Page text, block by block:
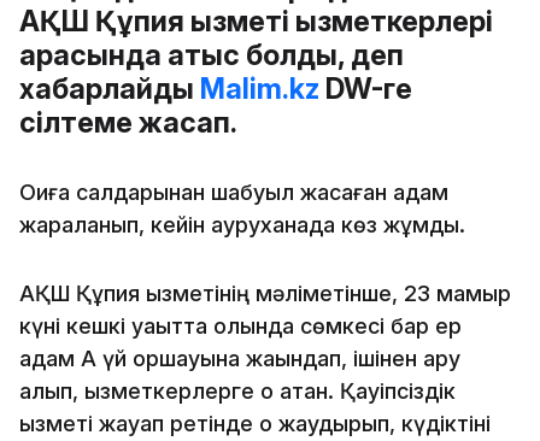
АҚШ Құпия қызметі қызметкерлері
арасында атыс болды, деп
хабарлайды Malim.kz DW-ге
сілтеме жасап.
Оқиға салдарынан шабуыл жасаған адам
жараланып, кейін ауруханада көз жұмды.
АҚШ Құпия қызметінің мәліметінше, 23 мамыр
күні кешкі уақытта қолында сөмкесі бар ер
адам Ақ үй қоршауына жақындап, ішінен қару
алып, қызметкерлерге оқ атқан. Қауіпсіздік
қызметі жауап ретінде оқ жаудырып, күдіктіні